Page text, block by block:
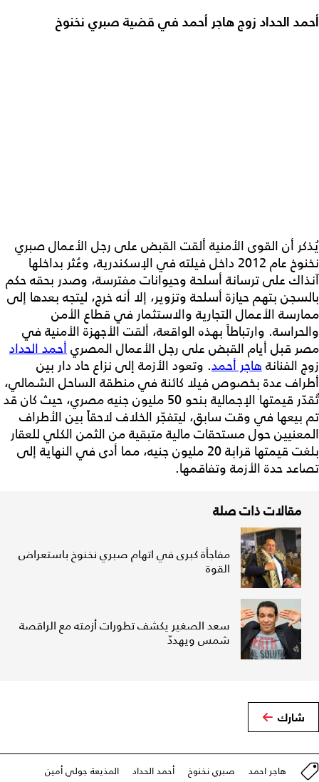
أحمد الحداد زوج هاجر أحمد في قضية صبري نخنوخ
يُذكر أن القوى الأمنية ألقت القبض على رجل الأعمال صبري
نخنوخ عام 2012 داخل فيلته في الإسكندرية، وعُثر بداخلها
آنذاك على ترسانة أسلحة وحيوانات مفترسة، وصدر بحقه حكم
بالسجن بتهم حيازة أسلحة وتزوير، إلا أنه خرج، ليتجه بعدها إلى
ممارسة الأعمال التجارية والاستثمار في قطاع الأمن
والحراسة. وارتباطاً بهذه الواقعة، ألقت الأجهزة الأمنية في
مصر قبل أيام القبض على رجل الأعمال المصريأحمد الحداد
زوج الفنانةهاجر أحمد. وتعود الأزمة إلى نزاع حاد دار بين
أطراف عدة بخصوص فيلا كائنة في منطقة الساحل الشمالي،
تُقدّر قيمتها الإجمالية بنحو 50 مليون جنيه مصري، حيث كان قد
تم بيعها في وقت سابق، ليتفجّر الخلاف لاحقاً بين الأطراف
المعنيين حول مستحقات مالية متبقية من الثمن الكلي للعقار
بلغت قيمتها قرابة 20 مليون جنيه، مما أدى في النهاية إلى
تصاعد حدة الأزمة وتفاقمها.
مقالات ذات صلة
مفاجأة كبرى في اتهام صبري نخنوخ باستعراض
القوة
سعد الصغير يكشف تطورات أزمته مع الراقصة
شمس ويهددّ
شارك
هاجر احمد صبري نخنوخ أحمد الحداد
المذيعة جولي أمين